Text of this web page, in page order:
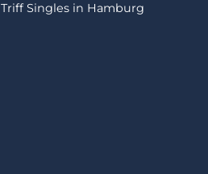
Triff Singles in Hamburg